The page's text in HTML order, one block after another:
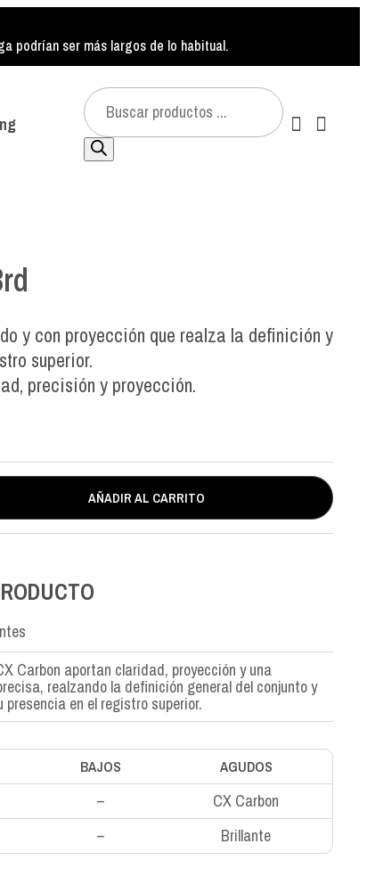
podrían ser más largos de lo habitual.
Búsqueda
de
productos
y con proyección que realza la definición y
superior.
precisión y proyección.
AÑADIR AL CARRITO
Carbon aportan claridad, proyección y una
realzando la definición general del conjunto y
presencia en el registro superior.
BAJOS
AGUDOS
– CX Carbon
– Brillante